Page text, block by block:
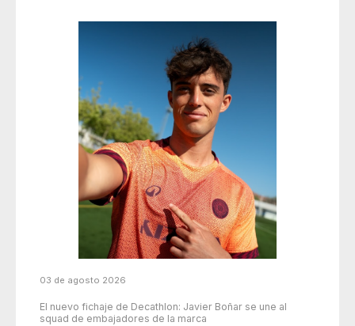
03 de agosto 2026
El nuevo fichaje de Decathlon: Javier Boñar se une al
squad de embajadores de la marca